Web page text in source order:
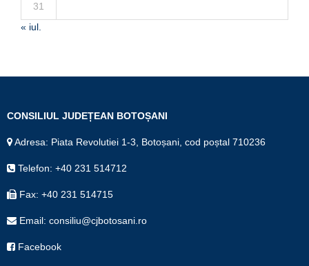
31
« iul.
CONSILIUL JUDEȚEAN BOTOȘANI
Adresa: Piata Revolutiei 1-3, Botoșani, cod poștal 710236
Telefon: +40 231 514712
Fax: +40 231 514715
Email: consiliu@cjbotosani.ro
Facebook